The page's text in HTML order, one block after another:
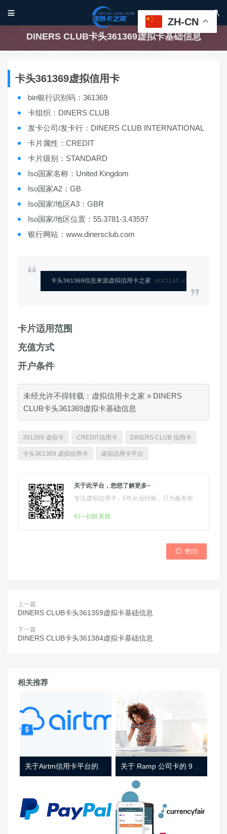
 
DINERS CLUB卡头361369虚拟卡基础信息
卡头361369虚拟信用卡
bin银行识别码：361369
卡组织：DINERS CLUB
发卡公司/发卡行：DINERS CLUB INTERNATIONAL
卡片属性：CREDIT
卡片级别：STANDARD
Iso国家名称：United Kingdom
Iso国家A2：GB
Iso国家/地区A3：GBR
Iso国家/地区位置：55.3781-3.43597
银行网站：www.dinersclub.com
卡头361369信息来源虚拟信用卡之家 vcclist.com
卡片适用范围
充值方式
开户条件
未经允许不得转载： 虚拟信用卡之家 » DINERS
CLUB卡头361369虚拟卡基础信息
361369 虚拟卡 CREDIT信用卡 DINERS CLUB 信用卡
卡头361369 虚拟信用卡 虚拟信用卡平台
关于此平台，您想了解更多~
专注虚拟信用卡，5年从业经验，只为服务你
扫一扫联系我
 赞(0)
上一篇
DINERS CLUB卡头361359虚拟卡基础信息
下一篇
DINERS CLUB卡头361384虚拟卡基础信息
相关推荐
ZH-CN